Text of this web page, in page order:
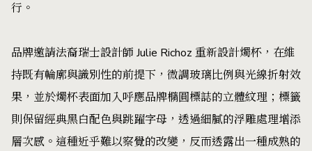
行。
品牌邀請法裔瑞士設計師 Julie Richoz 重新設計燭杯，在維
持既有輪廓與識別性的前提下，微調玻璃比例與光線折射效
果，並於燭杯表面加入呼應品牌橢圓標誌的立體紋理；標籤
則保留經典黑白配色與跳躍字母，透過細膩的浮雕處理增添
層次感。這種近乎難以察覺的改變，反而透露出一種成熟的